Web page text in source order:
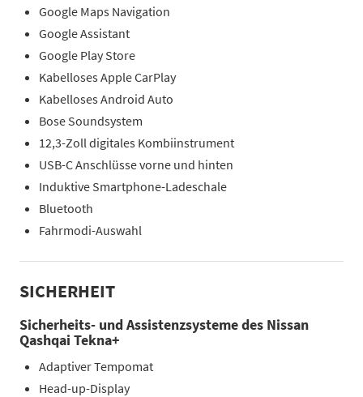
Google Maps Navigation
Google Assistant
Google Play Store
Kabelloses Apple CarPlay
Kabelloses Android Auto
Bose Soundsystem
12,3-Zoll digitales Kombiinstrument
USB-C Anschlüsse vorne und hinten
Induktive Smartphone-Ladeschale
Bluetooth
Fahrmodi-Auswahl
SICHERHEIT
Sicherheits- und Assistenzsysteme des Nissan
Qashqai Tekna+
Adaptiver Tempomat
Head-up-Display